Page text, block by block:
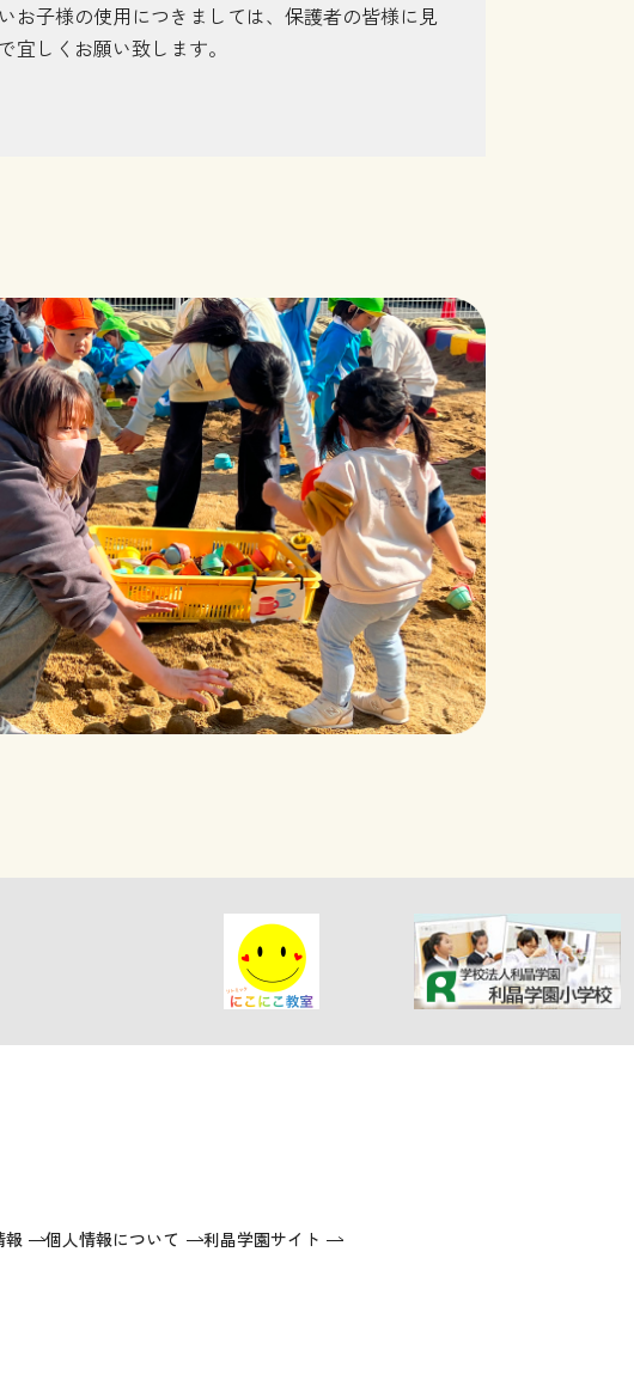
お子様の使用につきましては、保護者の皆様に見
しくお願い致します。
報 個人情報について 利晶学園サイト